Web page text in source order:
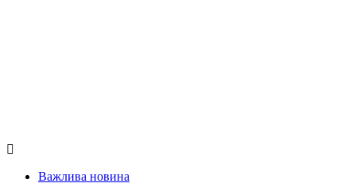
Важлива новина